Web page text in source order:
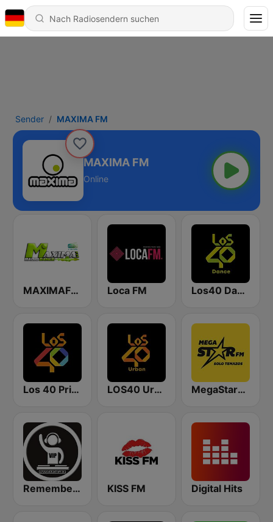
Sender MAXIMA FM
MAXIMA FM
Online
MAXIMAFM DAB+ Loca FM Los40 Dance
Los 40 Principales LOS40 Urban MegaStarFM
Remember Vip Dance KISS FM Digital Hits